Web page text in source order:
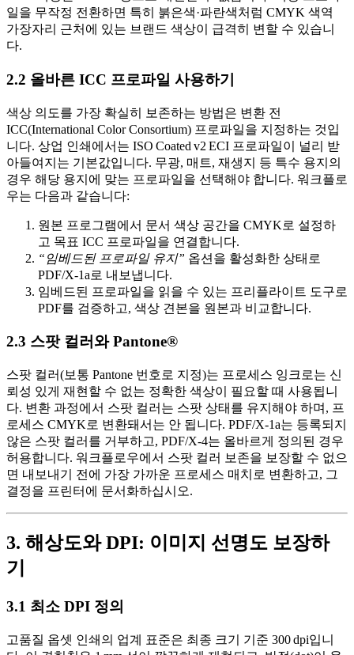
일을 무작정 전환하면 특히 붉은색·파란색처럼 CMYK 색역
가장자리 근처에 있는 브랜드 색상이 급격히 변할 수 있습니
다.
2.2 올바른 ICC 프로파일 사용하기
색상 의도를 가장 확실히 보존하는 방법은 변환 전
ICC(International Color Consortium) 프로파일을 지정하는 것입
니다. 상업 인쇄에서는 ISO Coated v2 ECI 프로파일이 널리 받
아들여지는 기본값입니다. 무광, 매트, 재생지 등 특수 용지의
경우 해당 용지에 맞는 프로파일을 선택해야 합니다. 워크플로
우는 다음과 같습니다:
원본 프로그램에서 문서 색상 공간을 CMYK로 설정하
고 목표 ICC 프로파일을 연결합니다.
“임베드된 프로파일 유지” 옵션을 활성화한 상태로
PDF/X‑1a로 내보냅니다.
임베드된 프로파일을 읽을 수 있는 프리플라이트 도구로
PDF를 검증하고, 색상 견본을 원본과 비교합니다.
2.3 스팟 컬러와 Pantone®
스팟 컬러(보통 Pantone 번호로 지정)는 프로세스 잉크로는 신
뢰성 있게 재현할 수 없는 정확한 색상이 필요할 때 사용됩니
다. 변환 과정에서 스팟 컬러는 스팟 상태를 유지해야 하며, 프
로세스 CMYK로 변환돼서는 안 됩니다. PDF/X‑1a는 등록되지
않은 스팟 컬러를 거부하고, PDF/X‑4는 올바르게 정의된 경우
허용합니다. 워크플로우에서 스팟 컬러 보존을 보장할 수 없으
면 내보내기 전에 가장 가까운 프로세스 매치로 변환하고, 그
결정을 프린터에 문서화하십시오.
3. 해상도와 DPI: 이미지 선명도 보장하
기
3.1 최소 DPI 정의
고품질 옵셋 인쇄의 업계 표준은 최종 크기 기준 300 dpi입니